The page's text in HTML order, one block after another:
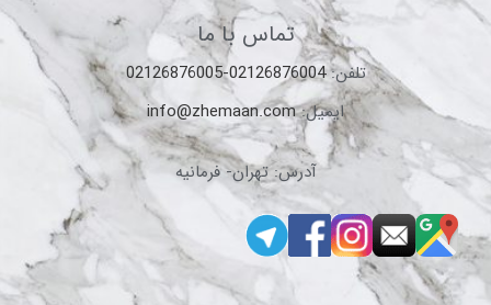
تماس با ما
تلفن:02126876004-02126876005
ایمیل:info@zhemaan.com
آدرس: تهران- فرمانیه